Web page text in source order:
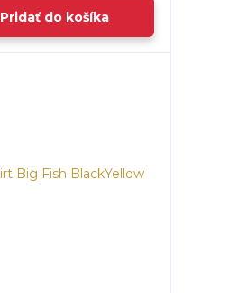
Pridať do košíka